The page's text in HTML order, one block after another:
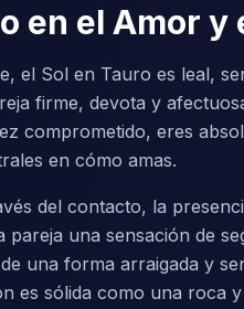
en el Amor y
el Sol en Tauro es leal,
firme, devota y
comprometido, eres
en cómo amas.
del contacto, la
pareja una sensación de
una forma arraigada y
es sólida como una roca